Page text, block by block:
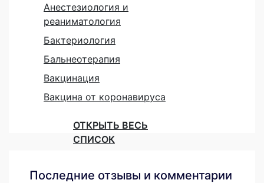
Анестезиология и
реаниматология
Бактериология
Бальнеотерапия
Вакцинация
Вакцина от коронавируса
ОТКРЫТЬ ВЕСЬ
СПИСОК
Последние отзывы и комментарии